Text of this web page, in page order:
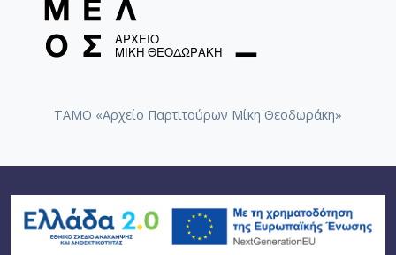
ΤΑΜΟ «Αρχείο Παρτιτούρων Μίκη Θεοδωράκη»